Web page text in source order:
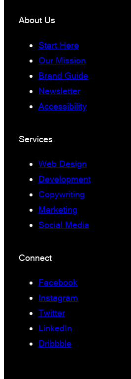
About Us
Start Here
Our Mission
Brand Guide
Newsletter
Accessibility
Services
Web Design
Development
Copywriting
Marketing
Social Media
Connect
Facebook
Instagram
Twitter
LinkedIn
Dribbble